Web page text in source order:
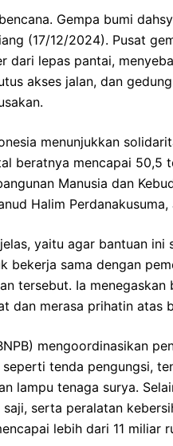
Gempa bumi
(17/12/2024). Pusat
lepas pantai,
akses jalan, dan
menunjukkan
beratnya mencapai 50,5
Manusia dan
Halim
yaitu agar bantuan ini
bekerja sama dengan
tersebut. Ia menegaskan
dan merasa prihatin atas
mengoordinasikan
tenda pengungsi,
lampu tenaga surya.
serta peralatan
lebih dari 11 miliar